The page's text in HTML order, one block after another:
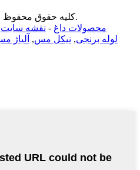
© Copyright - 2010-2022: کلیه حقوق محفوظ است.
محصولات داغ - نقشه سایت
لوله برنجی, نیکل مس,